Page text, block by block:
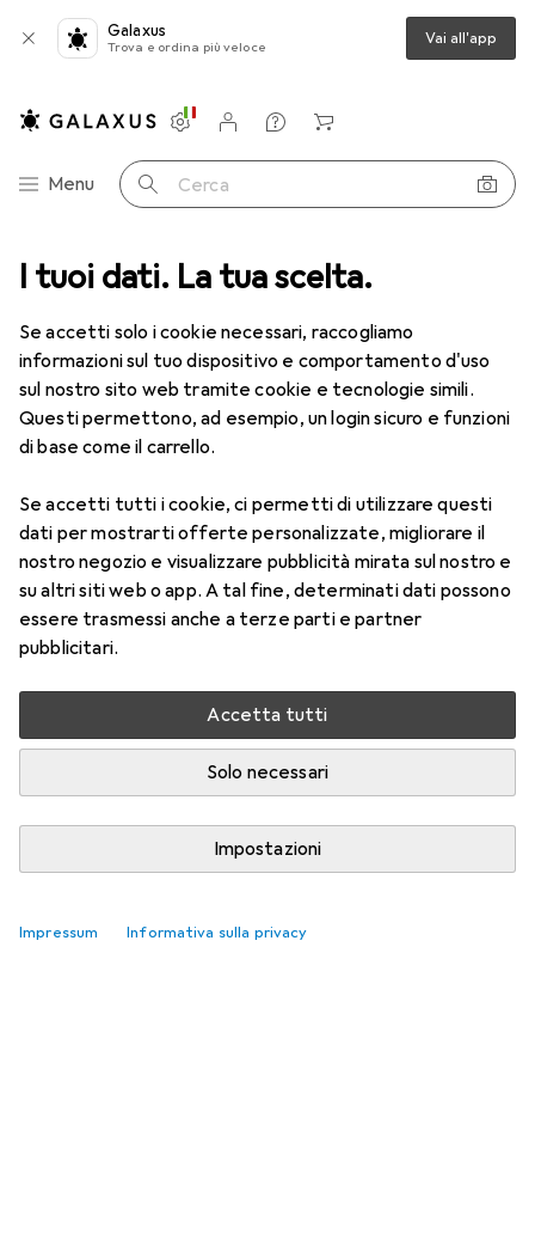
I tuoi dati. La tua scelta.
Se accetti solo i cookie necessari, raccogliamo
informazioni sul tuo dispositivo e comportamento d'uso
sul nostro sito web tramite cookie e tecnologie simili.
Questi permettono, ad esempio, un login sicuro e funzioni
di base come il carrello.
Se accetti tutti i cookie, ci permetti di utilizzare questi
dati per mostrarti offerte personalizzate, migliorare il
nostro negozio e visualizzare pubblicità mirata sul nostro e
su altri siti web o app. A tal fine, determinati dati possono
essere trasmessi anche a terze parti e partner
pubblicitari.
Accetta tutti
Solo necessari
Impostazioni
Impressum Informativa sulla privacy
Galaxus
Trova e ordina più veloce Vai all'app
Categoria Navigazione
Menu Cerca
Impostazioni
Conto cliente
Liste di confronto
Liste dei desideri
Carrello
giocattolo Schleich Stallone Unicorno della Luna
EUR
17,06
SchleichStallone Unicorno della Luna
Accessori per Schleich Stallone
Unicorno della Luna
Qui trovi accessori adatti per il prodotto Schleich Stallone
Unicorno della Luna.
Nessun prodotto trovato